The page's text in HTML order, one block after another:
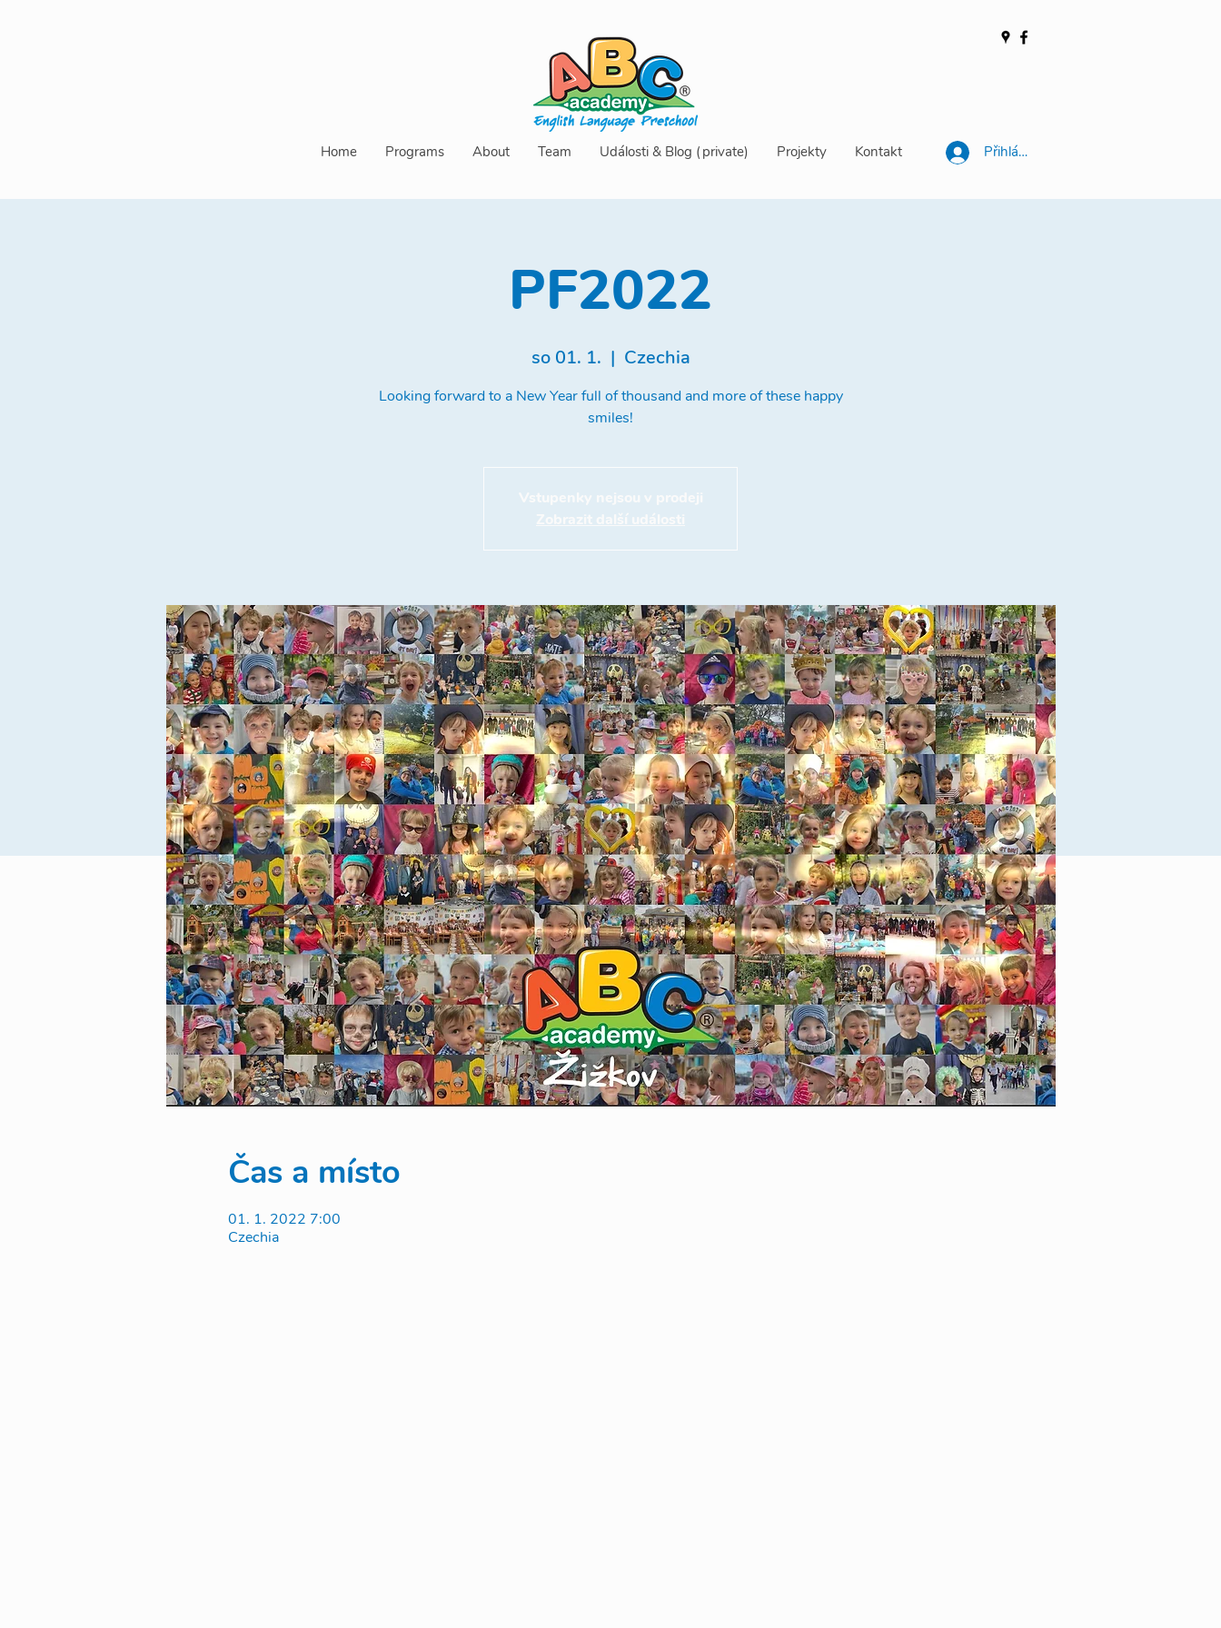
Home Programs About Team Události & Blog (private) Projekty Kontakt Přihlásit se
PF2022
so 01. 1.
  |
Czechia
Looking forward to a New Year full of thousand and more of these happy
smiles!
Vstupenky nejsou v prodeji
Zobrazit další události
Čas a místo
01. 1. 2022 7:00
Czechia